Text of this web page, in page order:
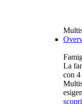
La
con 4